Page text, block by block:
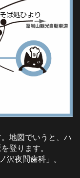
地図でいうと、ハ
登ります。
夜間歯科」。